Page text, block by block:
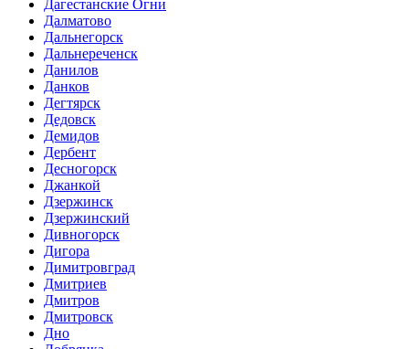
Дагестанские Огни
Далматово
Дальнегорск
Дальнереченск
Данилов
Данков
Дегтярск
Дедовск
Демидов
Дербент
Десногорск
Джанкой
Дзержинск
Дзержинский
Дивногорск
Дигора
Димитровград
Дмитриев
Дмитров
Дмитровск
Дно